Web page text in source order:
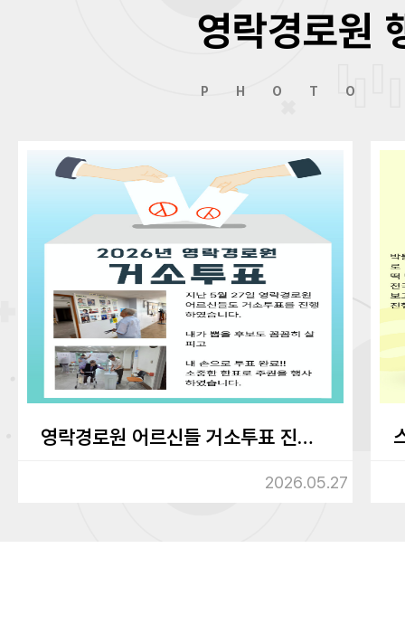
영락경로원
PHOTO
영락경로원 어르신들 거소투표 진행하였습니다.
2026.05.27